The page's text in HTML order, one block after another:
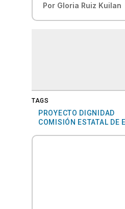
Por Gloria Ruiz Kuilan
TAGS
PROYECTO DIGNIDAD
COMISIÓN ESTATAL DE